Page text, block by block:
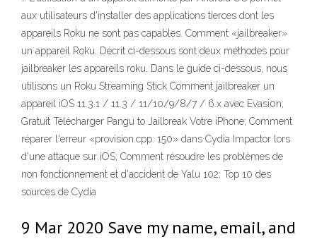
aux utilisateurs d'installer des applications tierces dont les
appareils Roku ne sont pas capables. Comment «jailbreaker»
un appareil Roku. Décrit ci-dessous sont deux méthodes pour
jailbreaker les appareils roku. Dans le guide ci-dessous, nous
utilisons un Roku Streaming Stick Comment jailbreaker un
appareil iOS 11.3.1 / 11.3 / 11/10/9/8/7 / 6.x avec Evasi0n;
Gratuit Télécharger Pangu to Jailbreak Votre iPhone; Comment
réparer l'erreur «provision.cpp: 150» dans Cydia Impactor lors
d'une attaque sur iOS; Comment résoudre les problèmes de
non fonctionnement et d'accident de Yalu 102; Top 10 des
sources de Cydia
9 Mar 2020 Save my name, email, and